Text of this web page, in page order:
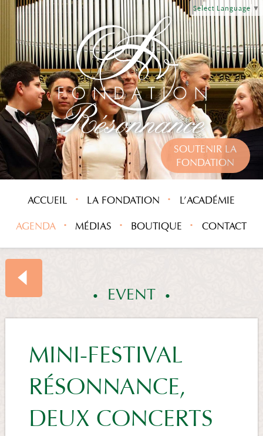
Select Language ▼
SOUTENIR LA
FONDATION
ACCUEIL LA FONDATION L’ACADÉMIE
AGENDA MÉDIAS BOUTIQUE CONTACT
EVENT
EVENTS
SUMMARY
MINI-FESTIVAL
RÉSONNANCE,
DEUX CONCERTS